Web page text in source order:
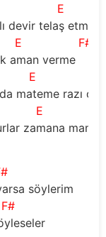
E
devir telaş etme
E
F#
aman verme
E
mateme razı
E
zamana mani
söylerim
F#